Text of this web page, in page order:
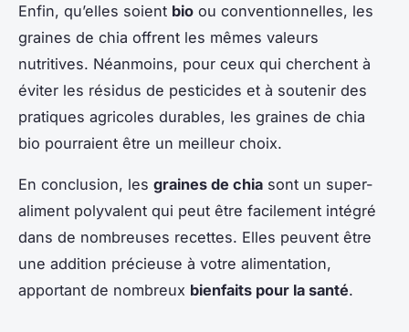
Enfin, qu’elles soient bio ou conventionnelles, les
graines de chia offrent les mêmes valeurs
nutritives. Néanmoins, pour ceux qui cherchent à
éviter les résidus de pesticides et à soutenir des
pratiques agricoles durables, les graines de chia
bio pourraient être un meilleur choix.
En conclusion, les graines de chia sont un super-
aliment polyvalent qui peut être facilement intégré
dans de nombreuses recettes. Elles peuvent être
une addition précieuse à votre alimentation,
apportant de nombreux bienfaits pour la santé.